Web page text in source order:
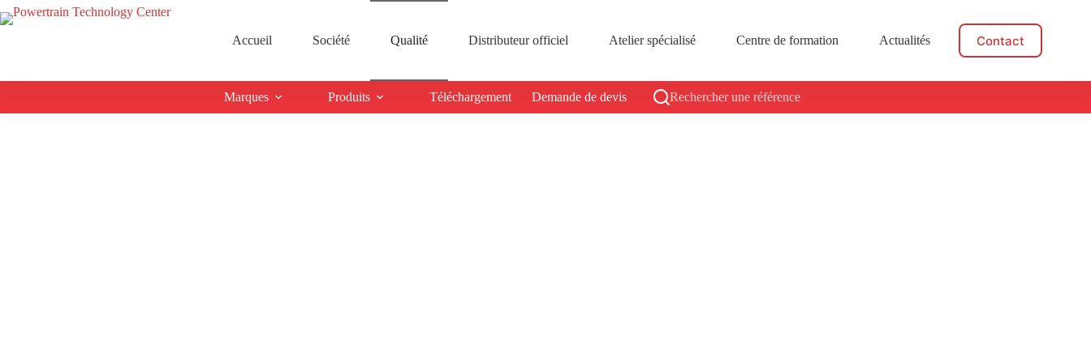
Accueil Société Qualité Distributeur officiel Atelier spécialisé Centre de formation Actualités Contact
Marques Produits Téléchargement Demande de devis Rechercher une référence